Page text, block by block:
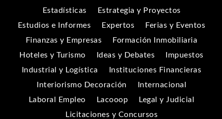
Estadísticas
Estrategia y Proyectos
Estudios e Informes
Expertos
Ferias y Eventos
Finanzas y Empresas
Formación Inmobiliaria
Hoteles y Turismo
Ideas y Debates
Impuestos
Industrial y Logística
Instituciones Financieras
Interiorismo Decoración
Internacional
Laboral Empleo
Lacooop
Legal y Judicial
Licitaciones y Concursos